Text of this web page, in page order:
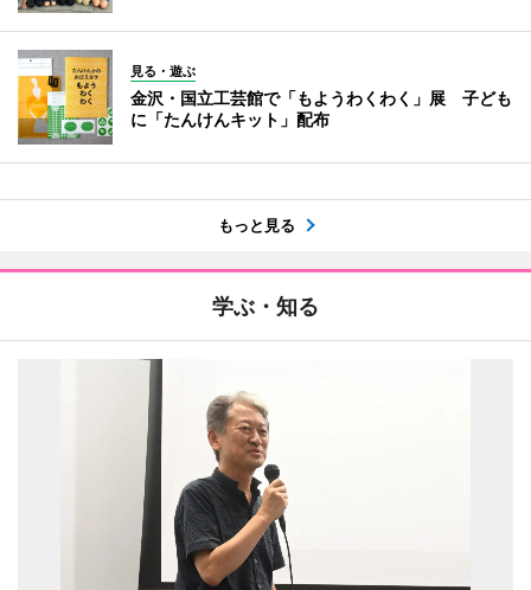
見る・遊ぶ
金沢・国立工芸館で「もようわくわく」展 子ども
に「たんけんキット」配布
もっと見る
学ぶ・知る